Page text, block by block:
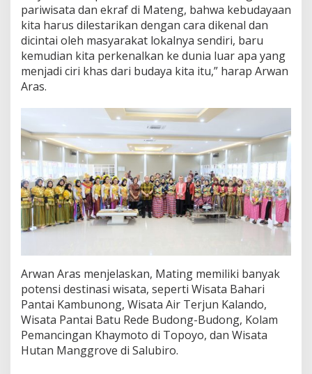
pariwisata dan ekraf di Mateng, bahwa kebudayaan
kita harus dilestarikan dengan cara dikenal dan
dicintai oleh masyarakat lokalnya sendiri, baru
kemudian kita perkenalkan ke dunia luar apa yang
menjadi ciri khas dari budaya kita itu,” harap Arwan
Aras.
Arwan Aras menjelaskan, Mating memiliki banyak
potensi destinasi wisata, seperti Wisata Bahari
Pantai Kambunong, Wisata Air Terjun Kalando,
Wisata Pantai Batu Rede Budong-Budong, Kolam
Pemancingan Khaymoto di Topoyo, dan Wisata
Hutan Manggrove di Salubiro.